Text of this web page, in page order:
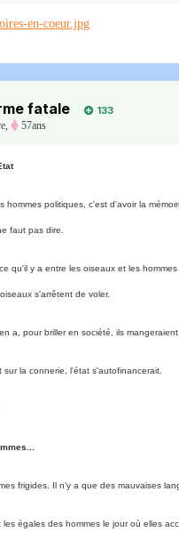
fatale
133
, 57ans
hommes politiques, c'est d'avoir la
faut pas dire.
qu'il y a entre les oiseaux et les
s'arrêtent de voler.
a, pour briller en société, ils
sur la connerie, l'état s'autofinancerait.
frigides. Il n'y a que des mauvaises
les égales des hommes le jour où elles